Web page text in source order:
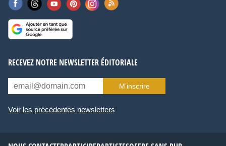
RECEVEZ NOTRE NEWSLETTER ÉDITORIALE
M’inscrire
Voir les précédentes newsletters